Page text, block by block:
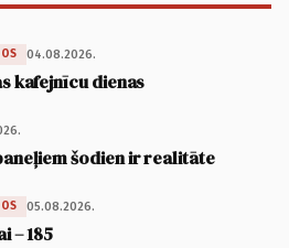
04.08.2026.
kafejnīcu dienas
šodien ir realitāte
05.08.2026.
– 185